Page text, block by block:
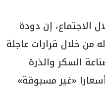
الاجتماع، إن دودة
من خلال قرارات عاجلة
السكر والذرة
«غير مسبوقة»